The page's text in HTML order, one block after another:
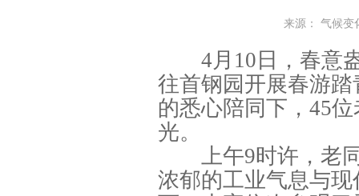
来源： 气候变
4月10日，春意盎
往首钢园开展春游
的悉心陪同下，45
光。
上午9时许，老同
浓郁的工业气息与